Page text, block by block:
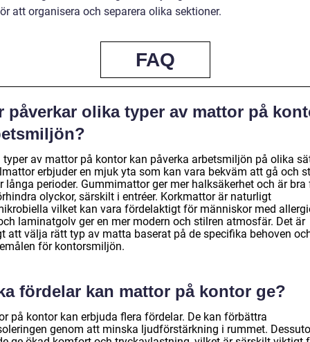
att organisera och separera olika sektioner.
FAQ
påverkar olika typer av mattor på
typer av mattor på kontor kan påverka arbetsmiljön på olika
erbjuder en mjuk yta som kan vara bekväm att gå och
långa perioder. Gummimattor ger mer halksäkerhet och är bra
olyckor, särskilt i entréer. Korkmattor är naturligt
vilket kan vara fördelaktigt för människor med
laminatgolv ger en mer modern och stilren atmosfär. Det är
att välja rätt typ av matta baserat på de specifika behoven
för kontorsmiljön.
fördelar kan mattor på kontor ge?
på kontor kan erbjuda flera fördelar. De kan förbättra
genom att minska ljudförstärkning i rummet.